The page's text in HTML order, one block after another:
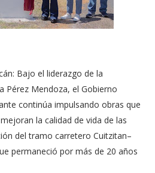
Bajo el liderazgo de la
Pérez Mendoza, el Gobierno
continúa impulsando obras que
la calidad de vida de las
del tramo carretero Cuitzitan–
permaneció por más de 20 años